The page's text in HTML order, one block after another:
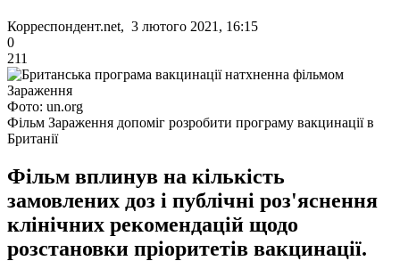
Корреспондент.net, 3 лютого 2021, 16:15
0
211
Фото: un.org
Фільм Зараження допоміг розробити програму вакцинації в
Британії
Фільм вплинув на кількість
замовлених доз і публічні роз'яснення
клінічних рекомендацій щодо
розстановки пріоритетів вакцинації.